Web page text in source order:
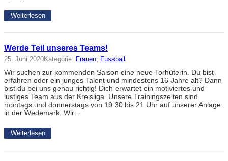
Weiterlesen
Werde Teil unseres Teams!
25. Juni 2020Kategorie: Frauen Fussball
Wir suchen zur kommenden Saison eine neue Torhüterin. Du bist
erfahren oder ein junges Talent und mindestens 16 Jahre alt? Dann
bist du bei uns genau richtig! Dich erwartet ein motiviertes und
lustiges Team aus der Kreisliga. Unsere Trainingszeiten sind
montags und donnerstags von 19.30 bis 21 Uhr auf unserer Anlage
in der Wedemark. Wir…
Weiterlesen